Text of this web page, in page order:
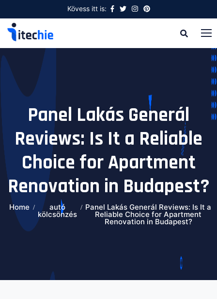
Kövess itt is:
Panel Lakás Generál
Reviews: Is It a Reliable
Choice for Apartment
Renovation in Budapest?
Home autó
kölcsönzés
Panel Lakás Generál Reviews: Is It a
Reliable Choice for Apartment
Renovation in Budapest?